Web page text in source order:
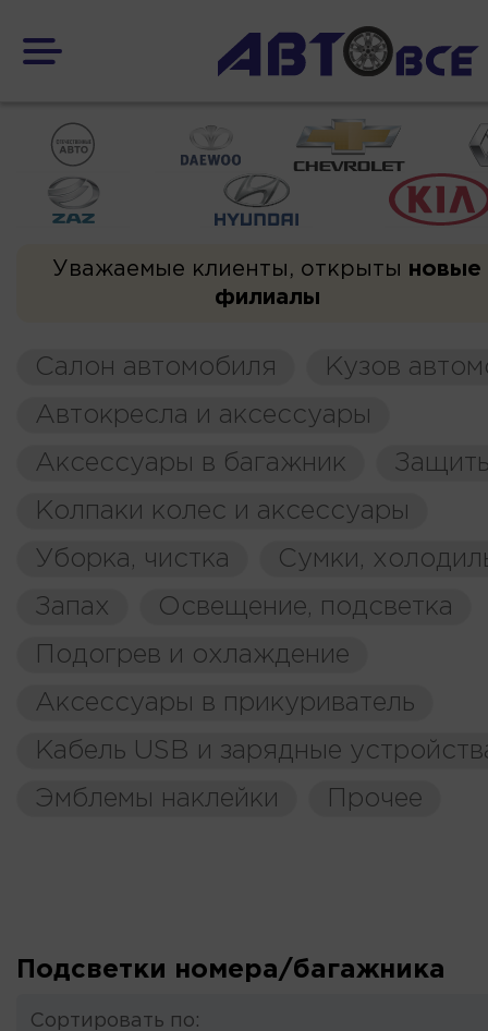
Уважаемые клиенты, открыты новые
филиалы
Салон автомобиля
Кузов
Автокресла и аксессуары
Аксессуары в багажник
Колпаки колес и аксессуары
Уборка, чистка
Сумки,
Запах
Освещение, подсветка
Подогрев и охлаждение
Аксессуары в прикуриватель
Кабель USB и зарядные
Эмблемы наклейки
Прочее
Подсветки номера/багажника
Сортировать по: